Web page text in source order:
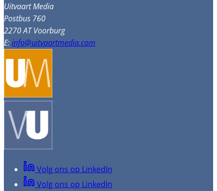
Uitvaart Media
Postbus 760
2270 AT Voorburg
E:info@uitvaartmedia.com
Volg ons op LinkedIn
Volg ons op LinkedIn